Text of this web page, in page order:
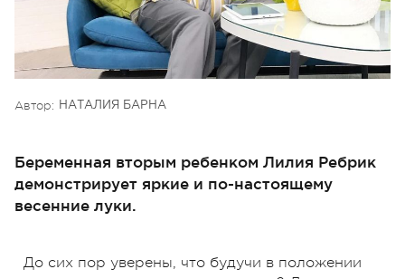
Автор: НАТАЛИЯ БАРНА
Беременная вторым ребенком Лилия Ребрик
демонстрирует яркие и по-настоящему
весенние луки.
До сих пор уверены, что будучи в положении